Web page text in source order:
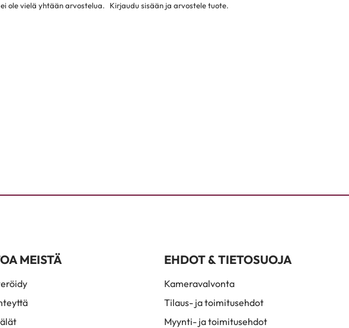
ole vielä yhtään arvostelua. Kirjaudu sisään ja arvostele tuote.
MEISTÄ EHDOT & TIETOSUOJA
Kameravalvonta
Tilaus- ja toimitusehdot
Myynti- ja toimitusehdot